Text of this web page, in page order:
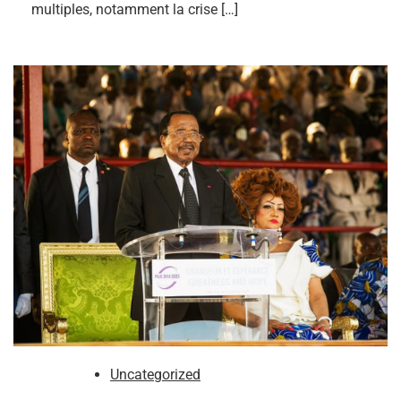
multiples, notamment la crise […]
Uncategorized